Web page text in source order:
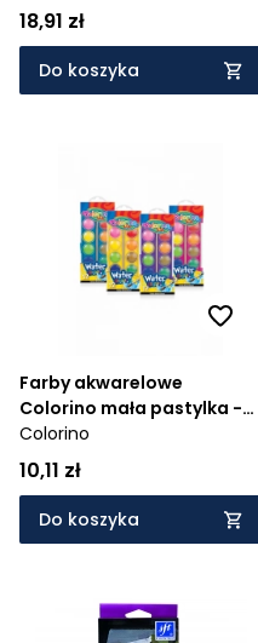
18,91 zł
Do koszyka
Farby akwarelowe
Colorino mała pastylka -
12 kolorów, 1 szt
(41508PTR)
Colorino
10,11 zł
Do koszyka